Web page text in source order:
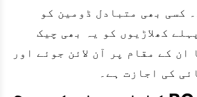
کسی بھی متبادل ڈومین کو
کھلاڑیوں کو یہ بھی چیک
کے مقام پر آن لائن جوئے اور
کی اجازت ہے۔